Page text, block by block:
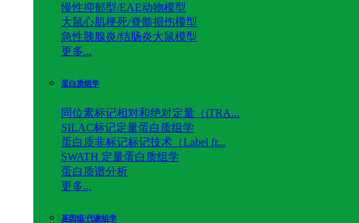
慢性抑郁型/EAE动物模型
大鼠心肌梗死/脊髓损伤模型
急性胰腺炎/结肠炎大鼠模型
更多...
蛋白质组学
同位素标记相对和绝对定量（iTRA...
SILAC标记定量蛋白质组学
蛋白质非标记标记技术（Label fr...
SWATH 定量蛋白质组学
蛋白质谱分析
更多...
基因组/代谢组学